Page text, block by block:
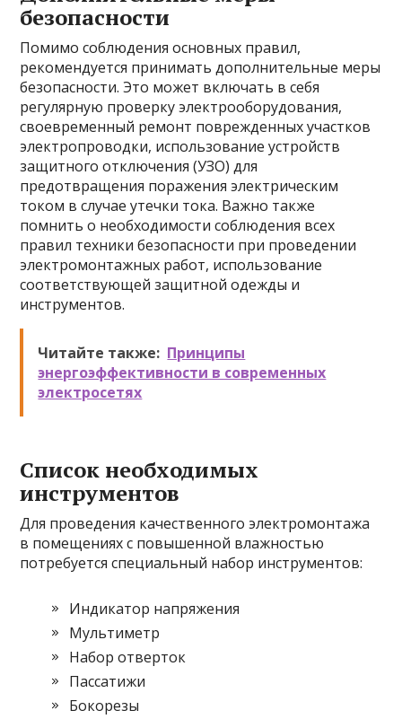
безопасности
Помимо соблюдения основных правил,
рекомендуется принимать дополнительные меры
безопасности. Это может включать в себя
регулярную проверку электрооборудования,
своевременный ремонт поврежденных участков
электропроводки, использование устройств
защитного отключения (УЗО) для
предотвращения поражения электрическим
током в случае утечки тока. Важно также
помнить о необходимости соблюдения всех
правил техники безопасности при проведении
электромонтажных работ, использование
соответствующей защитной одежды и
инструментов.
Читайте также: Принципы
энергоэффективности в современных
электросетях
Список необходимых
инструментов
Для проведения качественного электромонтажа
в помещениях с повышенной влажностью
потребуется специальный набор инструментов:
Индикатор напряжения
Мультиметр
Набор отверток
Пассатижи
Бокорезы